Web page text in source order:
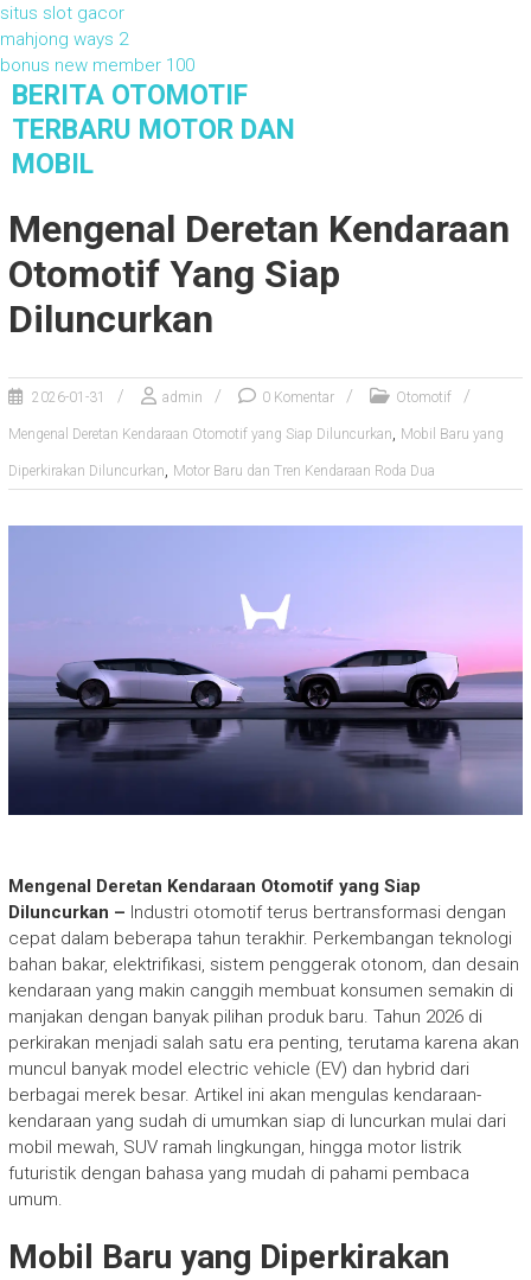
situs slot gacor
mahjong ways 2
bonus new member 100
BERITA OTOMOTIF
TERBARU MOTOR DAN
MOBIL
Mengenal Deretan Kendaraan
Otomotif Yang Siap
Diluncurkan
2026-01-31 admin 0 Komentar Otomotif
Mengenal Deretan Kendaraan Otomotif yang Siap Diluncurkan, Mobil Baru yang
Diperkirakan Diluncurkan, Motor Baru dan Tren Kendaraan Roda Dua
Mengenal Deretan Kendaraan Otomotif yang Siap
Diluncurkan – Industri otomotif terus bertransformasi dengan
cepat dalam beberapa tahun terakhir. Perkembangan teknologi
bahan bakar, elektrifikasi, sistem penggerak otonom, dan desain
kendaraan yang makin canggih membuat konsumen semakin di
manjakan dengan banyak pilihan produk baru. Tahun 2026 di
perkirakan menjadi salah satu era penting, terutama karena akan
muncul banyak model electric vehicle (EV) dan hybrid dari
berbagai merek besar. Artikel ini akan mengulas kendaraan-
kendaraan yang sudah di umumkan siap di luncurkan mulai dari
mobil mewah, SUV ramah lingkungan, hingga motor listrik
futuristik dengan bahasa yang mudah di pahami pembaca
umum.
Mobil Baru yang Diperkirakan